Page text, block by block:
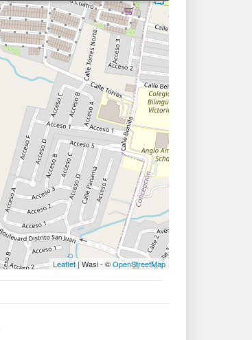
Leaflet| Wasi - ©OpenStreetMap